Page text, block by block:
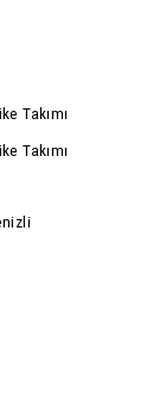
Takımı
Takımı